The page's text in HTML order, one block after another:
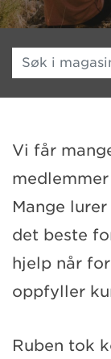
Søk i magasinet
Vi får
Mange
det beste
hjelp når
oppfyller
Ruben tok